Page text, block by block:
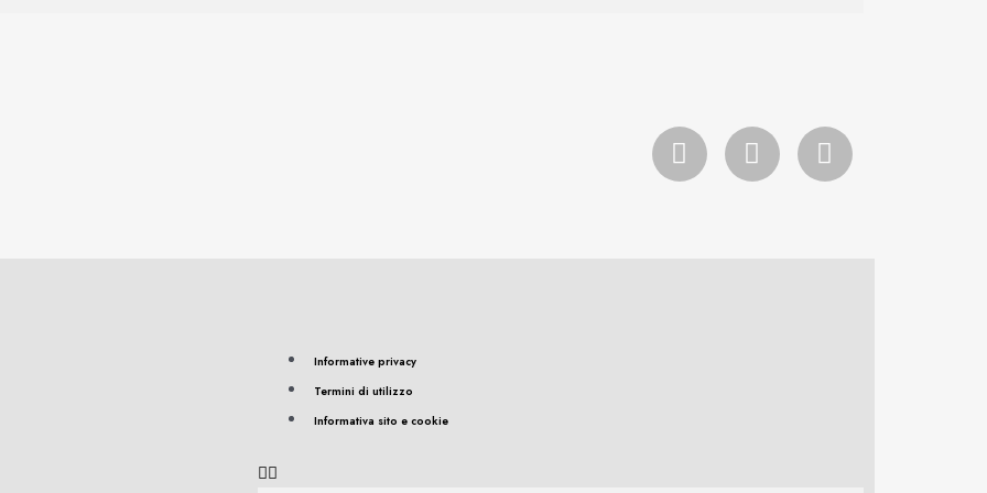
Informative privacy
Termini di utilizzo
Informativa sito e cookie